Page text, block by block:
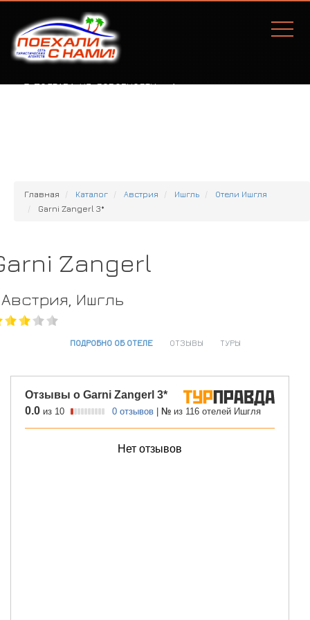
Г. ПОЛТАВА, УЛ. СОБОРНОСТИ, 77А
Главная Каталог Австрия Ишгль
Отели Ишгля
Garni Zangerl 3*
Zangerl
Австрия, Ишгль
ПОДРОБНО ОБ ОТЕЛЕ ОТЗЫВЫ ТУРЫ